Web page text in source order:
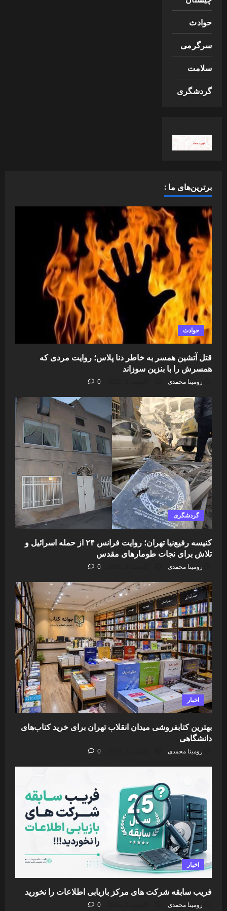
حوادث
سرگرمی
سلامت
گردشگری
برترین‌های ما :
حوادث
قتل آتشین همسر به خاطر دنا پلاس؛ روایت مردی که
همسرش را با بنزین سوزاند
رومینا محمدی 0
گردشگری
کنیسه رفیع‌نیا تهران؛ روایت فرانس ۲۴ از حمله اسرائیل و
تلاش برای نجات طومارهای مقدس
رومینا محمدی 0
اخبار
بهترین کتابفروشی میدان انقلاب تهران برای خرید کتاب‌های
دانشگاهی
رومینا محمدی 0
اخبار
فریب سابقه شرکت های مرکز بازیابی اطلاعات را نخورید
رومینا محمدی 0